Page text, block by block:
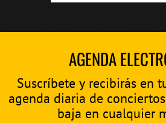
AGENDA
Suscríbete y recibirás en
agenda diaria de
baja en cualquier